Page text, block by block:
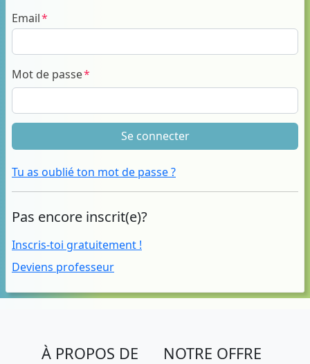
Email
Mot de passe
Se connecter
Tu as oublié ton mot de passe ?
Pas encore inscrit(e)?
Inscris-toi gratuitement !
Deviens professeur
À PROPOS DE
NOTRE OFFRE